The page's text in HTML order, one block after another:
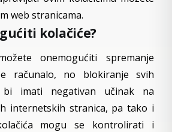
web stranicama.
kolačiće?
onemogućiti spremanje
računalo, no blokiranje svih
bi imati negativan učinak na
internetskih stranica, pa tako i
mogu se kontrolirati i